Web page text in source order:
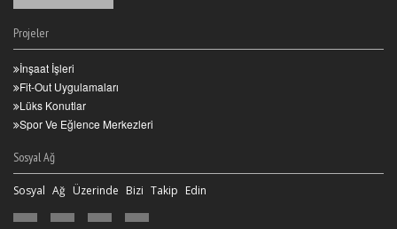
Projeler
İnşaat İşleri
Fit-Out Uygulamaları
Lüks Konutlar
Spor Ve Eğlence Merkezleri
Sosyal Ağ
Sosyal Ağ Üzerinde Bizi Takip Edin